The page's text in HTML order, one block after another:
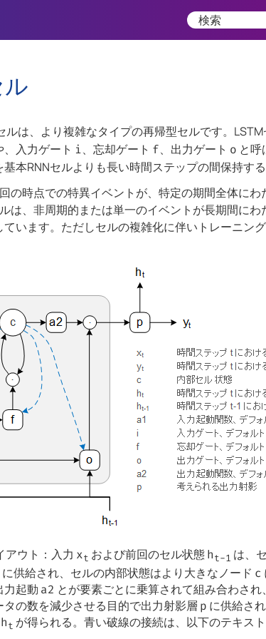
ルは、より複雑なタイプの再帰型セルです。
、入力ゲート i、忘却ゲート f、出力ゲート o と呼
本RNNセルよりも長い時間ステップの間保持す
の時点での特異イベントが、特定の期間全体に
は、非周期的または単一のイベントが長期間に
います。ただしセルの複雑化に伴いトレーニン
アウト：入力 xt および前回のセル状態ht-1 は、
に供給され、セルの内部状態はより大きなノード c
力起動 a2 とが要素ごとに乗算されて組み合わさ
の数を減少させる目的で出力射影層 p に供給さ
ht が得られる。青い破線の接続は、以下のテキス